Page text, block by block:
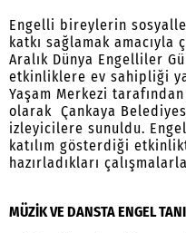
Engelli bireylerin
katkı sağlamak amacıyla
Aralık Dünya Engelliler
etkinliklere ev sahipliği
Yaşam Merkezi
olarak Çankaya
izleyicilere sunuldu.
katılım gösterdiği
hazırladıkları
MÜZİK VE DANSTA ENGEL